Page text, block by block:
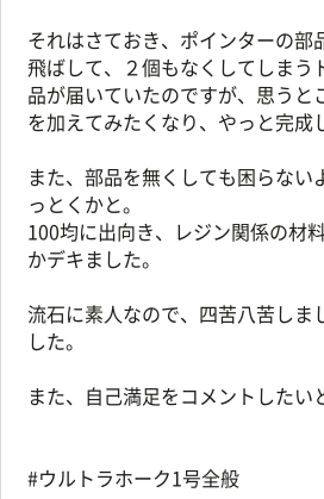
それはさておき、ポインターの部
飛ばして、２個もなくしてしまう
品が届いていたのですが、思うと
を加えてみたくなり、やっと完成
また、部品を無くしても困らない
っとくかと。
100均に出向き、レジン関係の材
かデキました。
流石に素人なので、四苦八苦しま
した。
また、自己満足をコメントしたい
#ウルトラホーク1号全般